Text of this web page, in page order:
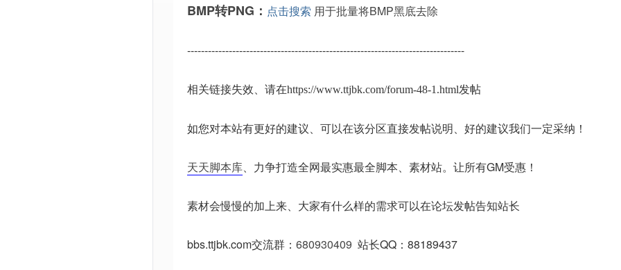
BMP转PNG： 点击搜索 用于批量将BMP黑底去除
--------------------------------------------------------------------------------
相关链接失效、请在https://www.ttjbk.com/forum-48-1.html发帖
如您对本站有更好的建议、可以在该分区直接发帖说明、好的建议我们一定采纳！
天天脚本库、力争打造全网最实惠最全脚本、素材站。让所有GM受惠！
素材会慢慢的加上来、大家有什么样的需求可以在论坛发帖告知站长
bbs.ttjbk.com交流群： 680930409 站长QQ：88189437